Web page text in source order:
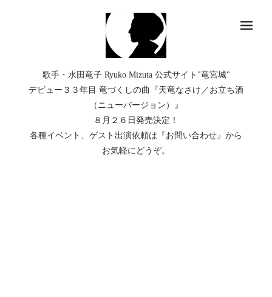
歌手・水田竜子 Ryuko Mizuta 公式サイト"竜宮城"
デビュー３３年目 竜づくしの曲『天竜なさけ／お立ち酒
（ニューバージョン）』
８月２６日発売決定！
各種イベント、ゲスト出演依頼は『お問い合わせ』から
お気軽にどうぞ。